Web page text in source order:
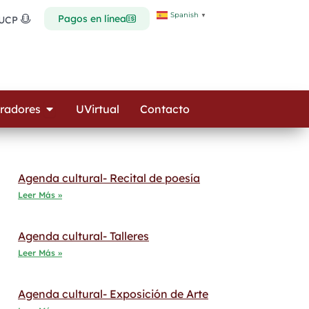
Pagos en línea Spanish ▼
Open Colaboradores
UVirtual Contacto
Agenda cultural- Recital de poesía
Leer Más »
Agenda cultural- Talleres
Leer Más »
Agenda cultural- Exposición de Arte